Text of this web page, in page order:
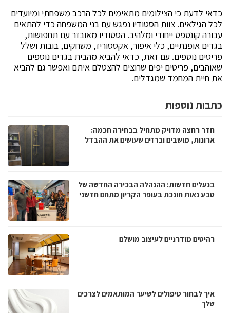
כדאי לדעת כי הצילומים מתאימים לכל הרכב משפחתי ומיועדים
לכל הגילאים. צוות הסטודיו נפגש עם בני המשפחה כדי להתאים
עבורה קונספט ייחודי ומלהיב. הסטודיו מאובזר עם תחפושות,
בגדים אופנתיים, כלי איפור, אקססוריז, משחקים, בובות ושלל
פריטים נוספים. עם זאת, כדאי להביא מהבית בגדים נוספים
שאוהבים, פריטים יפים שרוצים להצטלם איתם ואפשר גם להביא
את חיית המחמד שמגדלים.
כתבות נוספות
חדר רחצה מדויק מתחיל בבחירה חכמה:
ארונות, מושבים וברזים שעושים את ההבדל
בנעלים חדשות: ההנהלה הבכירה החדשה של
טבע נאות חונכת בעופר הקריון מתחם חדשני
רהיטים מודרניים לעיצוב מושלם
איך לבחור טיפולים לשיער המותאמים לצרכים
שלך